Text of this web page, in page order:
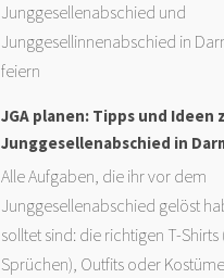
Junggesellenabschied und
Junggesellinnenabschied in
feiern
JGA planen: Tipps und Ideen
Junggesellenabschied in
Alle Aufgaben, die ihr vor dem
Junggesellenabschied gelöst
solltet sind: die richtigen T-Shirts
Sprüchen), Outfits oder